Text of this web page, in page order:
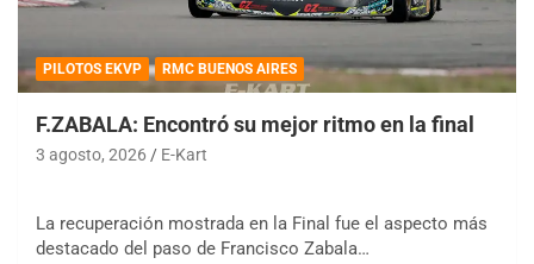
PILOTOS EKVP RMC BUENOS AIRES
F.ZABALA: Encontró su mejor ritmo en la final
3 agosto, 2026 E-Kart
La recuperación mostrada en la Final fue el aspecto más
destacado del paso de Francisco Zabala…
COBERTURA ESPECIAL DE E-KART.COM.AR